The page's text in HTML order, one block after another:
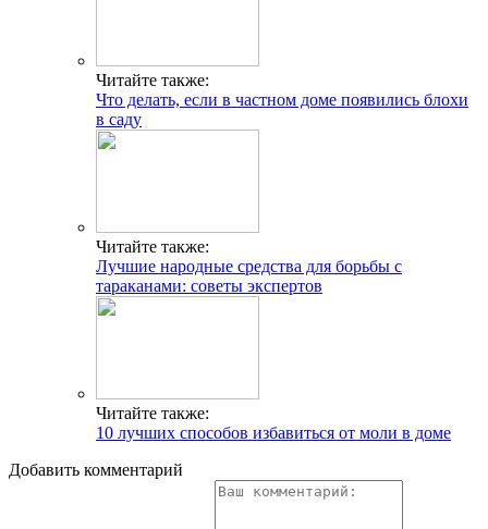
Читайте также:
Что делать, если в частном доме появились блохи
в саду
Читайте также:
Лучшие народные средства для борьбы с
тараканами: советы экспертов
Читайте также:
10 лучших способов избавиться от моли в доме
Добавить комментарий